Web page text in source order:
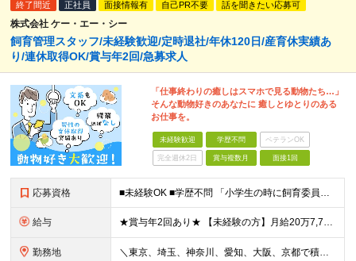
終了間近 正社員 面接情報有 自己PR不要 話を聞きたい応募可
株式会社 ケー・エー・シー
飼育管理スタッフ/未経験歓迎/定時退社/年休120日/産育休実績あ
り/連休取得OK/賞与年2回/急募求人
「仕事終わりの癒しはスマホで見る動物たち…」
そんな動物好きのあなたに 癒しとゆとりのある
お仕事を。
未経験歓迎 学歴不問 ベテランOK
完全週休2日 賞与複数月 面接1回
応募資格 ■未経験OK ■学歴不問 「小学生の時に飼育委員だった！」 なんて方もお待ちしております♪ ※ご自宅でのペット飼育について※ ご自宅でげっ歯類・ウサギのペット飼育を禁止しております。当社業務では清
給与 ★賞与年2回あり★ 【未経験の方】月給20万7,750円～＋賞与年2回＋残業代全額支給＋交通費支給 【生物系大卒の方】月給21万3,750円～＋賞与年2回＋残業代全額支給＋交通費支給 ★手当が充実
勤務地 ＼東京、埼玉、神奈川、愛知、大阪、京都で積極採用中！／ ・東京都：品川区 ・埼玉県：和光市 ・神奈川県：横浜市戸塚区、藤沢市 ・茨城県：つくば市 Lマイカー通勤OK！ ・愛知県：犬山市